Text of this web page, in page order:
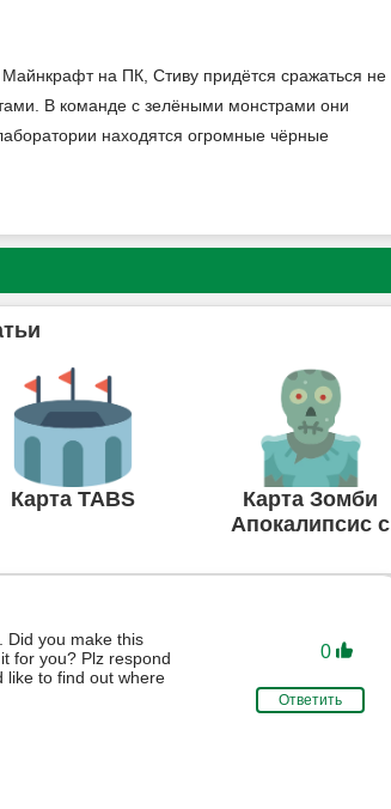
на ПК, Стиву придётся сражаться не
В команде с зелёными монстрами они
находятся огромные чёрные
Карта TABS
Карта Зомби
Апокалипсис с
Did you make this
for you? Plz respond
like to find out where
0
Ответить